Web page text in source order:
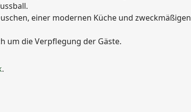
einer modernen Küche und zweckmäßigen
um die Verpflegung der Gäste.
.